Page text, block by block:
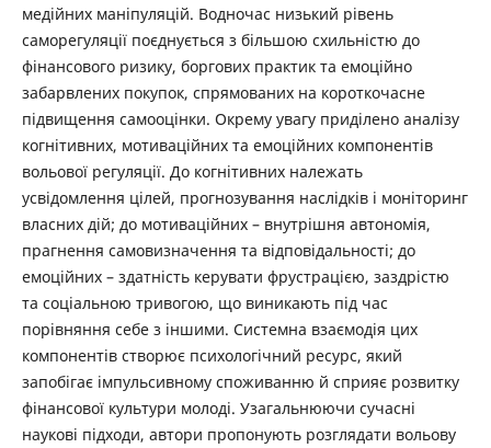
медійних маніпуляцій. Водночас низький рівень
саморегуляції поєднується з більшою схильністю до
фінансового ризику, боргових практик та емоційно
забарвлених покупок, спрямованих на короткочасне
підвищення самооцінки. Окрему увагу приділено аналізу
когнітивних, мотиваційних та емоційних компонентів
вольової регуляції. До когнітивних належать
усвідомлення цілей, прогнозування наслідків і моніторинг
власних дій; до мотиваційних – внутрішня автономія,
прагнення самовизначення та відповідальності; до
емоційних – здатність керувати фрустрацією, заздрістю
та соціальною тривогою, що виникають під час
порівняння себе з іншими. Системна взаємодія цих
компонентів створює психологічний ресурс, який
запобігає імпульсивному споживанню й сприяє розвитку
фінансової культури молоді. Узагальнюючи сучасні
наукові підходи, автори пропонують розглядати вольову